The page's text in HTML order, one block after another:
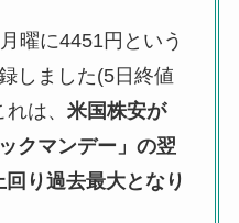
曜に4451円という
しました(5日終値
は、 米国株安が
クマンデー」の翌
り過去最大となり